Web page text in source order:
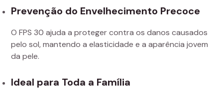
Prevenção do Envelhecimento Precoce
O FPS 30 ajuda a proteger contra os danos causados
pelo sol, mantendo a elasticidade e a aparência jovem
da pele.
Ideal para Toda a Família